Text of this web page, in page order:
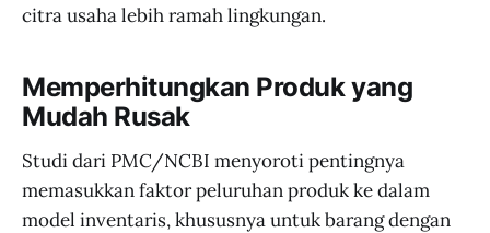
citra usaha lebih ramah lingkungan.
Memperhitungkan Produk yang
Mudah Rusak
Studi dari PMC/NCBI menyoroti pentingnya
memasukkan faktor peluruhan produk ke dalam
model inventaris, khususnya untuk barang dengan